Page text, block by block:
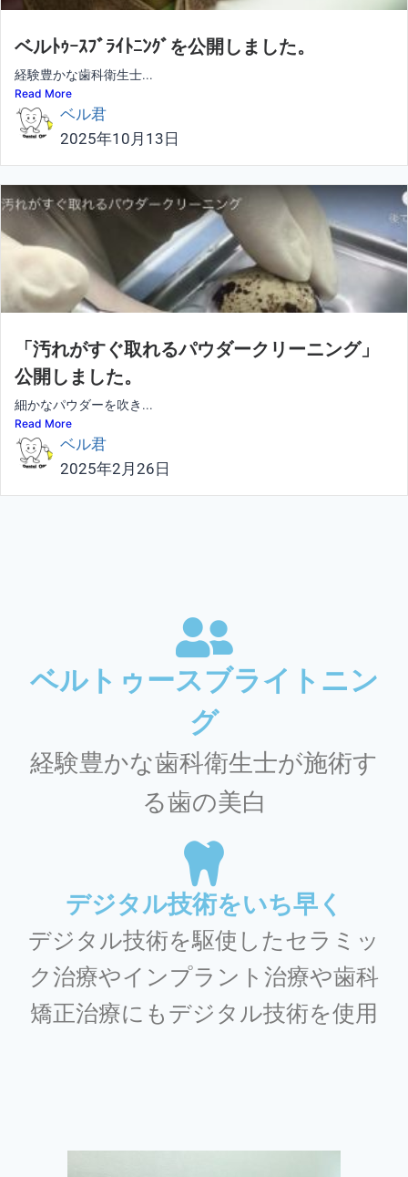
ベルﾄｩｰｽﾌﾞﾗｲﾄﾆﾝｸﾞを公開しました。
経験豊かな歯科衛生士...
Read More
ベル君
2025年10月13日
「汚れがすぐ取れるパウダークリーニング」
公開しました。
細かなパウダーを吹き...
Read More
ベル君
2025年2月26日
ベルトゥースブライトニン
グ
経験豊かな歯科衛生士が施術す
る歯の美白
デジタル技術をいち早く
デジタル技術を駆使したセラミッ
ク治療やインプラント治療や歯科
矯正治療にもデジタル技術を使用